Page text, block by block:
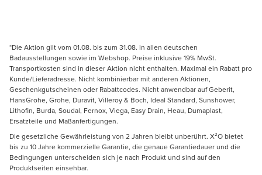
*Die Aktion gilt vom 01.08. bis zum 31.08. in allen deutschen
Badausstellungen sowie im Webshop. Preise inklusive 19% MwSt.
Transportkosten sind in dieser Aktion nicht enthalten. Maximal ein Rabatt pro
Kunde/Lieferadresse. Nicht kombinierbar mit anderen Aktionen,
Geschenkgutscheinen oder Rabattcodes. Nicht anwendbar auf Geberit,
HansGrohe, Grohe, Duravit, Villeroy & Boch, Ideal Standard, Sunshower,
Lithofin, Burda, Soudal, Fernox, Viega, Easy Drain, Heau, Dumaplast,
Ersatzteile und Maßanfertigungen.
Die gesetzliche Gewährleistung von 2 Jahren bleibt unberührt. X²O bietet
bis zu 10 Jahre kommerzielle Garantie, die genaue Garantiedauer und die
Bedingungen unterscheiden sich je nach Produkt und sind auf den
Produktseiten einsehbar.